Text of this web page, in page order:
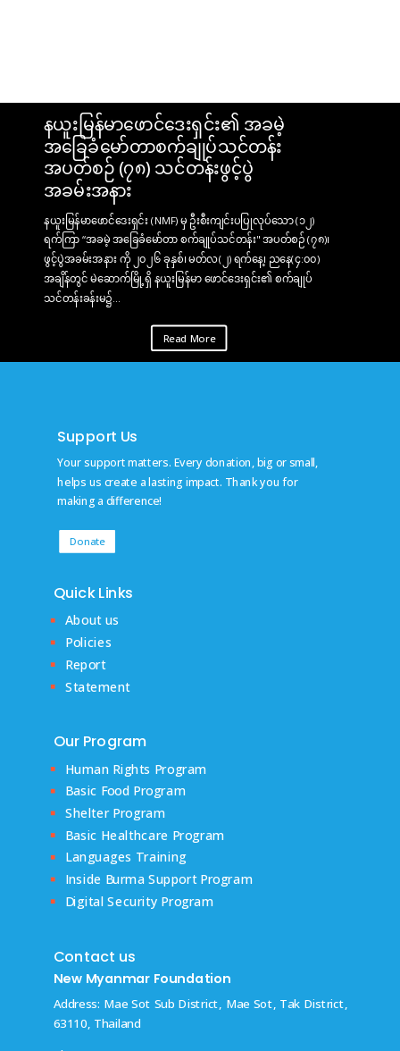
နယူးမြန်မာဖောင်ဒေးရှင်း၏ အခမဲ့
အခြေခံမော်တာစက်ချုပ်သင်တန်း
အပတ်စဉ် (၇၈) သင်တန်းဖွင့်ပွဲ
အခမ်းအနား
နယူးမြန်မာဖောင်ဒေးရှင်း (NMF) မှ ဦးစီးကျင်းပပြုလုပ်သော (၁၂)
ရက်ကြာ “အခမဲ့ အခြေခံမော်တာ စက်ချုပ်သင်တန်း" အပတ်စဉ် (၇၈)၊
ဖွင့်ပွဲအခမ်းအနား ကို ၂၀၂၆ ခုနှစ်၊ မတ်လ(၂) ရက်နေ့၊ ညနေ(၄:၀၀)
အချိန်တွင် မဲဆောက်မြို့ရှိ နယူးမြန်မာ ဖောင်ဒေးရှင်း၏ စက်ချုပ်
သင်တန်းခန်းမ၌...
Read More
Support Us
Your support matters. Every donation, big or small,
helps us create a lasting impact. Thank you for
making a difference!
Donate
Quick Links
About us
Policies
Report
Statement
Our Program
Human Rights Program
Basic Food Program
Shelter Program
Basic Healthcare Program
Languages Training
Inside Burma Support Program
Digital Security Program
Contact us
New Myanmar Foundation
Address: Mae Sot Sub District, Mae Sot, Tak District,
63110, Thailand